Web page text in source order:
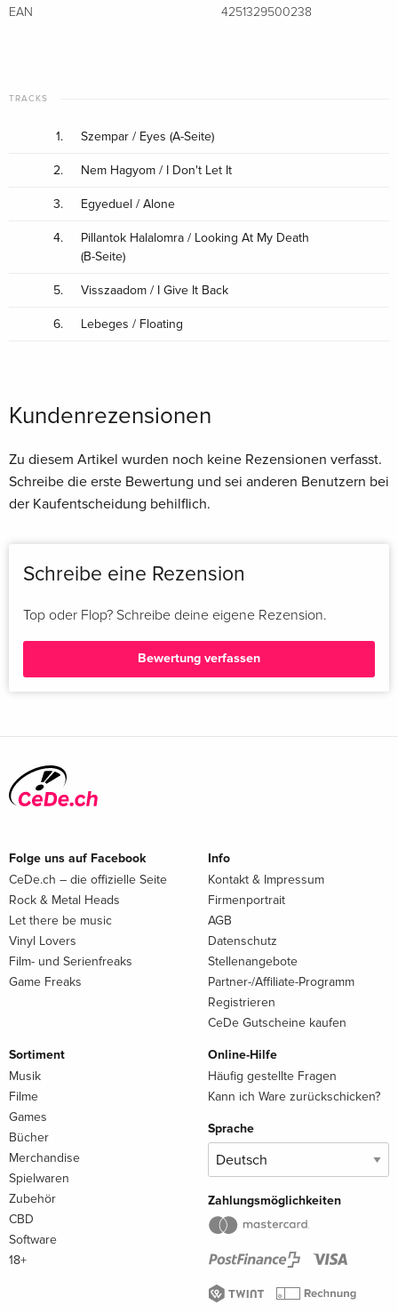
EAN 4251329500238
TRACKS
1. Szempar / Eyes (A-Seite)
2. Nem Hagyom / I Don't Let It
3. Egyeduel / Alone
4.
Pillantok Halalomra / Looking At My Death
(B-Seite)
5. Visszaadom / I Give It Back
6. Lebeges / Floating
Kundenrezensionen
Zu diesem Artikel wurden noch keine Rezensionen verfasst.
Schreibe die erste Bewertung und sei anderen Benutzern bei
der Kaufentscheidung behilflich.
Schreibe eine Rezension
Top oder Flop? Schreibe deine eigene Rezension.
Bewertung verfassen
Folge uns auf Facebook
CeDe.ch – die offizielle Seite
Rock & Metal Heads
Let there be music
Vinyl Lovers
Film- und Serienfreaks
Game Freaks
Info
Kontakt & Impressum
Firmenportrait
AGB
Datenschutz
Stellenangebote
Partner-/Affiliate-Programm
Registrieren
CeDe Gutscheine kaufen
Sortiment
Musik
Filme
Games
Bücher
Merchandise
Spielwaren
Zubehör
CBD
Software
18+
Online-Hilfe
Häufig gestellte Fragen
Kann ich Ware zurückschicken?
Sprache
Zahlungsmöglichkeiten